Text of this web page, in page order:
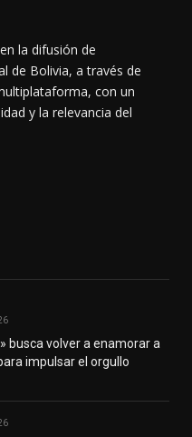
la difusión de
de Bolivia, a través de
con un
y la relevancia del
busca volver a enamorar a
impulsar el orgullo